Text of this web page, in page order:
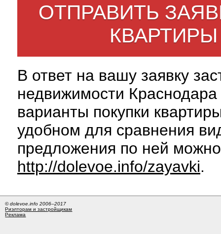
ОТПРАВИТЬ
В ответ на вашу заявку
недвижимости
варианты покупки
удобном для сравнения
предложения по ней
http://dolevoe.info/zayavki.
© dolevoe.info 2006–2017
Риэлторам и застройщикам
Реклама